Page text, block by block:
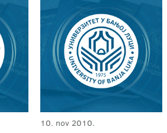
10. nov 2010.